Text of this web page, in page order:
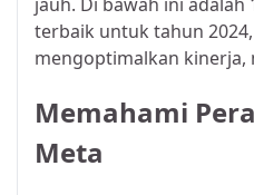
terbaik untuk tahun
mengoptimalkan
Memahami
Meta